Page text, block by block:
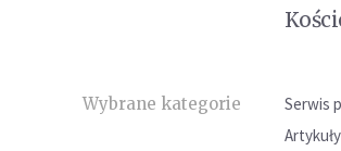
Wybrane kategorie Serwis